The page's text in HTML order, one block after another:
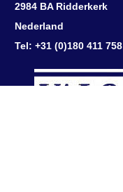
2984 BA Ridderkerk
Nederland
Tel: +31 (0)180 411 758